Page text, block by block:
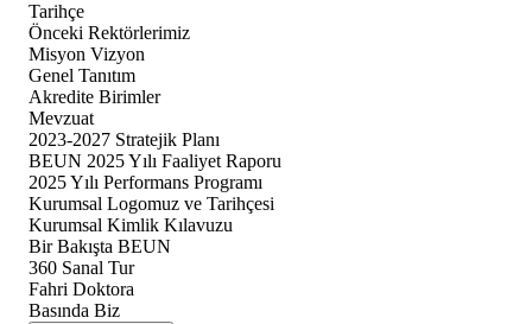
Tarihçe
Önceki Rektörlerimiz
Misyon Vizyon
Genel Tanıtım
Akredite Birimler
Mevzuat
2023-2027 Stratejik Planı
BEUN 2025 Yılı Faaliyet Raporu
2025 Yılı Performans Programı
Kurumsal Logomuz ve Tarihçesi
Kurumsal Kimlik Kılavuzu
Bir Bakışta BEUN
360 Sanal Tur
Fahri Doktora
Basında Biz